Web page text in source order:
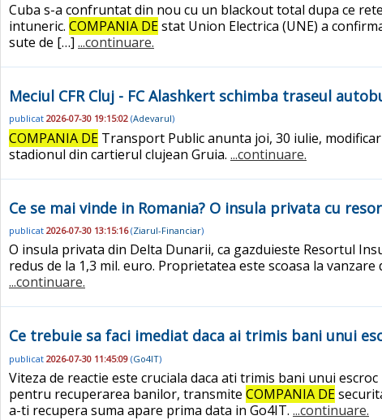
Cuba s-a confruntat din nou cu un blackout total dupa ce
intuneric. COMPANIA DEstat Union Electrica (UNE) a
sute de […] ...continuare.
Meciul CFR Cluj - FC Alashkert schimba traseul
publicat 2026-07-30 19:15:02 (Adevarul)
COMPANIA DE Transport Public anunta joi, 30 iulie,
stadionul din cartierul clujean Gruia. ...continuare.
Ce se mai vinde in Romania? O insula privata cu
publicat 2026-07-30 13:15:16(Ziarul-Financiar)
O insula privata din Delta Dunarii, ca gazduieste Resortul
redus de la 1,3 mil. euro. Proprietatea este scoasa la
...continuare.
Ce trebuie sa faci imediat daca ai trimis bani unui
publicat 2026-07-30 11:45:09 (Go4IT)
Viteza de reactie este cruciala daca ati trimis bani unui
pentru recuperarea banilor, transmite COMPANIA DE
a-ti recupera suma apare prima data in Go4IT. ...continuare.